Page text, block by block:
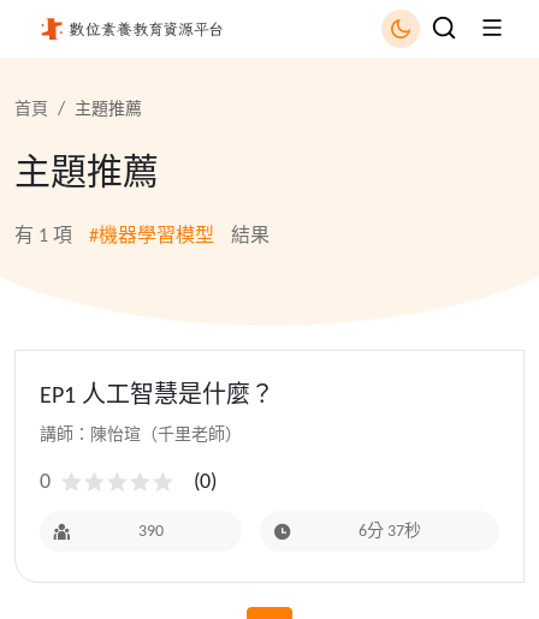
首頁 主題推薦
主題推薦
有 1 項 #機器學習模型 結果
EP1 人工智慧是什麼？
講師：陳怡瑄（千里老師）
0 (0)
390 6分 37秒